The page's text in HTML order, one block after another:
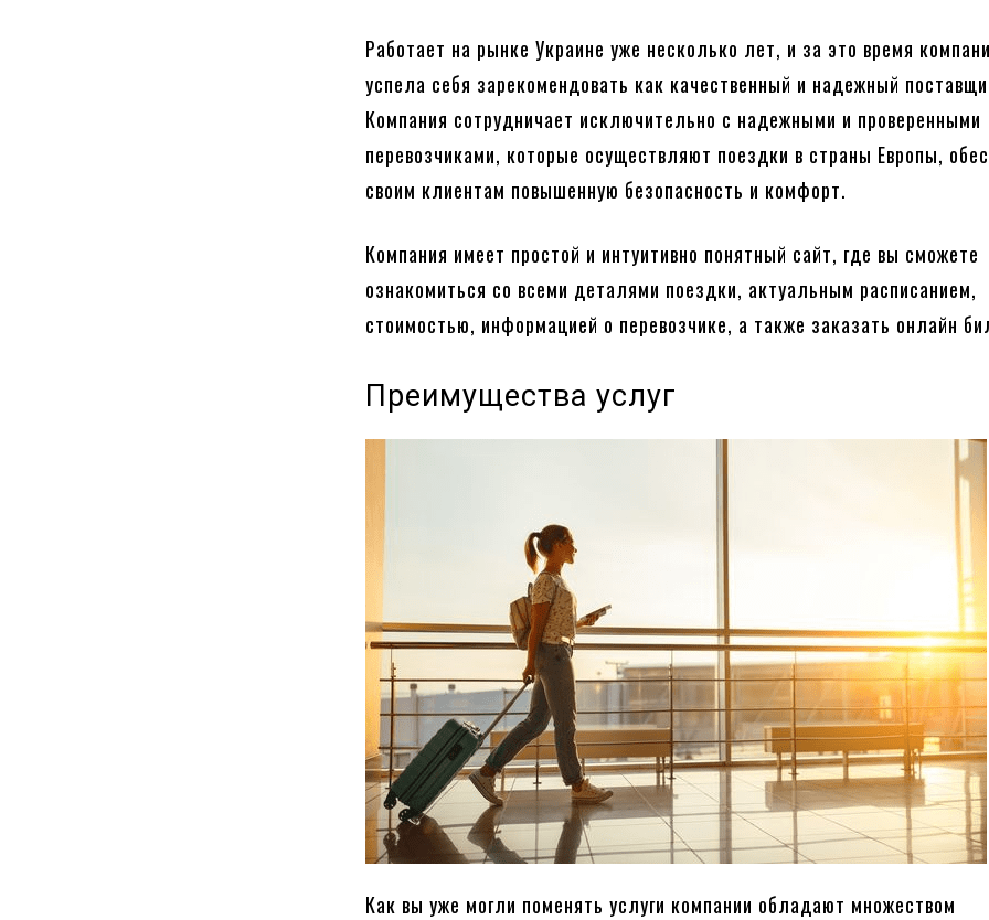
Работает на рынке Украине уже несколько лет, и за это время
успела себя зарекомендовать как качественный и надежный
Компания сотрудничает исключительно с надежными и проверенными
перевозчиками, которые осуществляют поездки в страны Европы,
своим клиентам повышенную безопасность и комфорт.
Компания имеет простой и интуитивно понятный сайт, где вы сможете
ознакомиться со всеми деталями поездки, актуальным расписанием,
стоимостью, информацией о перевозчике, а также заказать онлайн
Преимущества услуг
Как вы уже могли поменять услуги компании обладают множеством